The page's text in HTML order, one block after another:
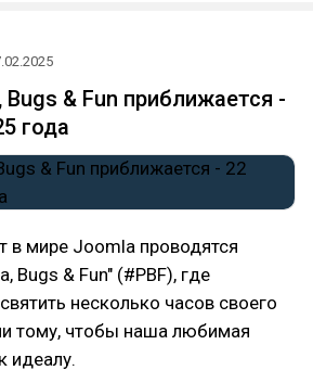
& Fun приближается -
года
в мире Joomla проводятся
Bugs & Fun" (#PBF), где
несколько часов своего
тому, чтобы наша любимая
идеалу.